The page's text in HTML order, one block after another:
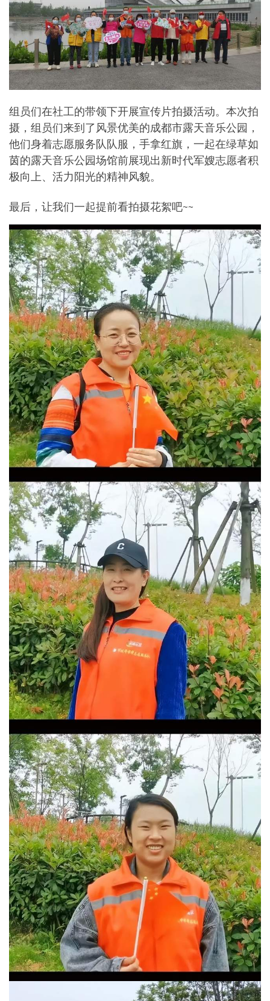
组员们在社工的带领下开展宣传片拍摄活动。本次拍
摄，组员们来到了风景优美的成都市露天音乐公园，
他们身着志愿服务队队服，手拿红旗，一起在绿草如
茵的露天音乐公园场馆前展现出新时代军嫂志愿者积
极向上、活力阳光的精神风貌。
最后，让我们一起提前看拍摄花絮吧~~